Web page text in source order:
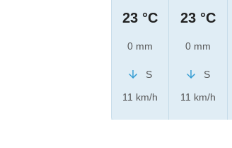
23 °C
0 mm
S
11 km/h
23 °C
0 mm
S
11 km/h